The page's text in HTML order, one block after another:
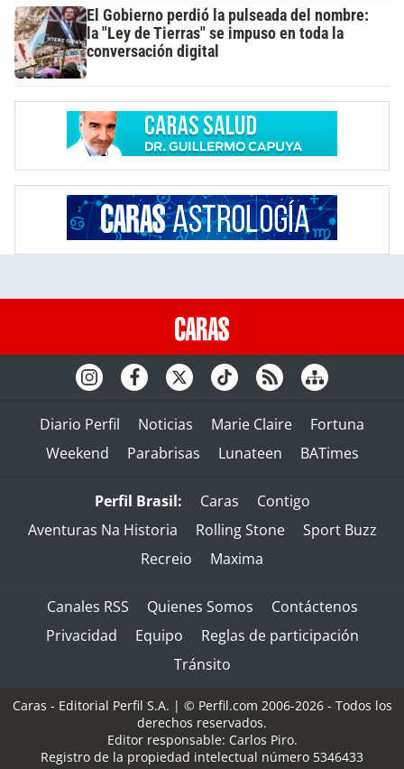
El Gobierno perdió la pulseada del nombre:
la "Ley de Tierras" se impuso en toda la
conversación digital
Diario Perfil Noticias Marie Claire
Fortuna
Weekend
Parabrisas Lunateen BATimes
Perfil Brasil: Caras
Contigo
Aventuras Na Historia
Rolling Stone
Sport Buzz
Recreio
Maxima
Canales RSS Quienes Somos
Contáctenos
Privacidad
Equipo
Reglas de participación
Tránsito
Caras - Editorial Perfil S.A. | © Perfil.com 2006-2026 - Todos los
derechos reservados.
Editor responsable: Carlos Piro.
Registro de la propiedad intelectual número 5346433